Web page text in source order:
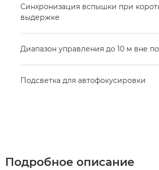
Синхронизация вспышки при
выдержке
Диапазон управления до 10 м вне
Подсветка для автофокусировки
Подробное описание